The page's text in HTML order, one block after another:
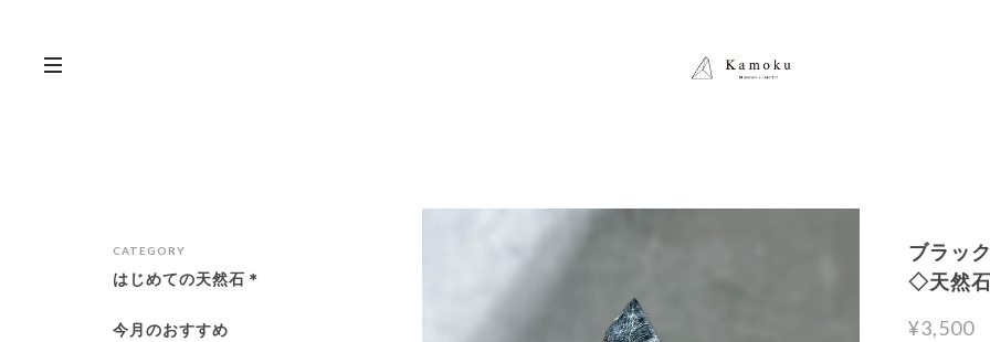
ブラッ
◇天然
¥3,500
CATEGORY
はじめての天然石＊
今月のおすすめ